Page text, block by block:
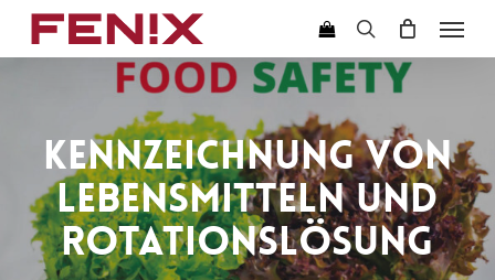
Menu
Kennzeichnung von
Lebensmitteln und
Rotationslösung